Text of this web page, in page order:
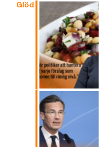
Glöd